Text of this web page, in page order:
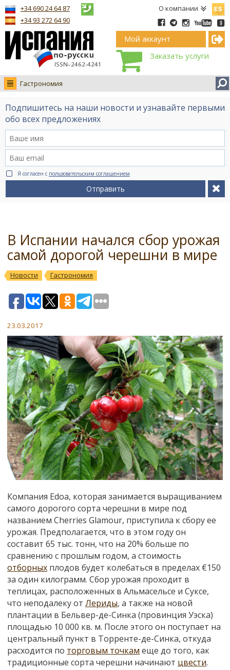
О компании
ISSN–2462-4241
+34 690 24 64 87
+34 93 272 64 90
Мой аккаунт
Заказать услуги
Гастрономия
Новости
Интервью
Видео Ruso.TV
BCN life
Сервис на немецком
Подпишитесь на наши новости и узнавайте первыми
обо всех предложениях
Я согласен с пользовательским соглашением
Отправить
В Испании начался сбор урожая
самой дорогой черешни в мире
Новости Гастрономия
23.03.2017
Компания Edoa, которая занимается выращиванием
самого дорогого сорта черешни в мире под
названием Cherries Glamour, приступила к сбору ее
урожая. Предполагается, что в этом году он
составит 65 тыс. тонн, что на 20% больше по
сравнению с прошлым годом, а стоимость
отборных плодов будет колебаться в пределах €150
за один килограмм. Сбор урожая проходит в
теплицах, расположенных в Альмасельсе и Суксе,
что неподалеку от Лериды, а также на новой
плантации в Бельвер-де-Синка (провинция Уэска)
площадью 10 000 кв. м. После этого он поступает на
центральный пункт в Торренте-де-Синка, откуда
расходится по торговым точкам еще до того, как
традиционные сорта черешни начинают цвести.